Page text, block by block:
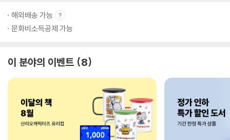
해외배송 가능
문화비소득공제 가능
이 분야의 이벤트 8